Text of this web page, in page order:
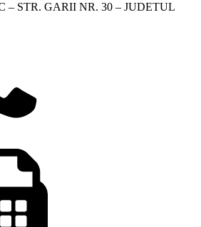
– STR. GARII NR. 30 – JUDETUL